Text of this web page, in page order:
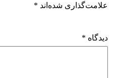
علامت‌گذاری شده‌اند *
دیدگاه *